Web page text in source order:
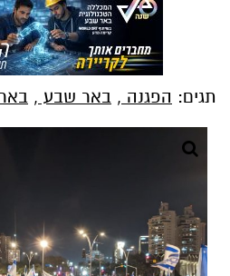
תגים: הפגנה , באר שבע ,